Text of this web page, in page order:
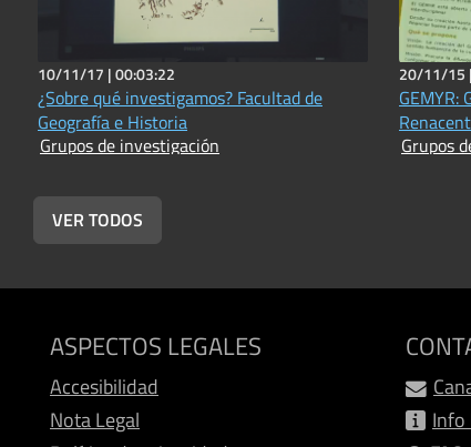
10/11/17 |00:03:22
¿Sobre qué investigamos? Facultad de
Geografía e Historia
Grupos de investigación
20/11/15 |
GEMYR:
Grupos
VER TODOS
ASPECTOS LEGALES
Accesibilidad
Nota Legal
Info